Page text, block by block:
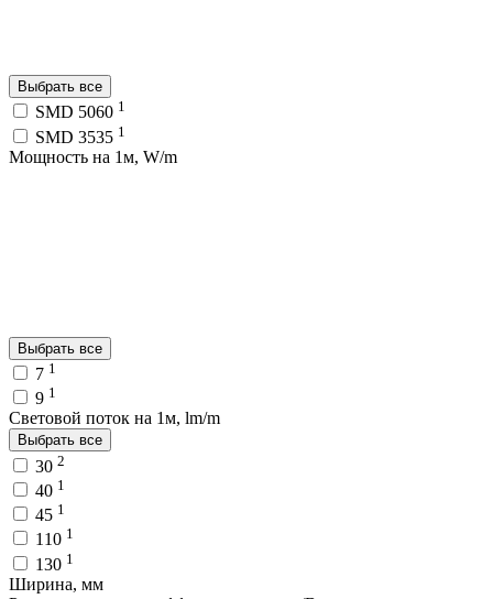
Выбрать все
SMD 5060 1
SMD 3535 1
Мощность на 1м, W/m
Выбрать все
7 1
9 1
Световой поток на 1м, lm/m
Выбрать все
30 2
40 1
45 1
110 1
130 1
Ширина, мм